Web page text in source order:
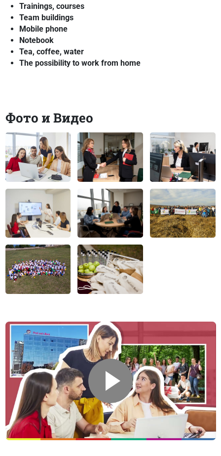
Trainings, courses
Team buildings
Mobile phone
Notebook
Tea, coffee, water
The possibility to work from home
Фото и Видео